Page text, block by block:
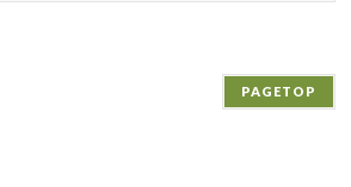
PAGETOP